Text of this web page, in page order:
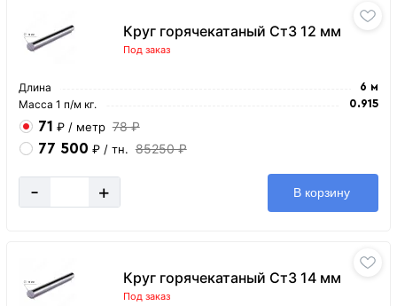
Круг горячекатаный Ст3 12 мм
Под заказ
Длина 6 м
Масса 1 п/м кг. 0.915
71 ₽ / метр 78 ₽
77 500 ₽ / тн. 85250 ₽
- + В корзину
Круг горячекатаный Ст3 14 мм
Под заказ